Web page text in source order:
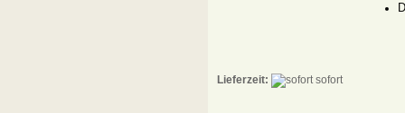
Lieferzeit: sofort